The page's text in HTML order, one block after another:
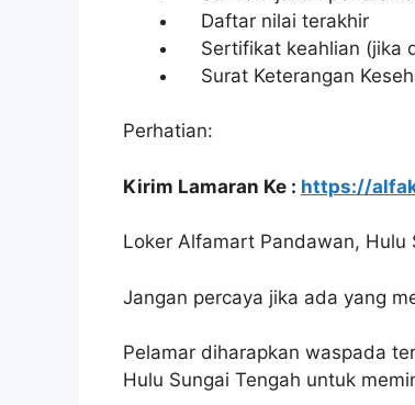
Daftar nilai terakhir
Sertifikat keahlian (jika
Surat Keterangan
Perhatian:
Kirim Lamaran Ke : https://
Loker Alfamart Pandawan,
Jangan percaya jika ada yang
Pelamar diharapkan waspada
Hulu Sungai Tengah untuk